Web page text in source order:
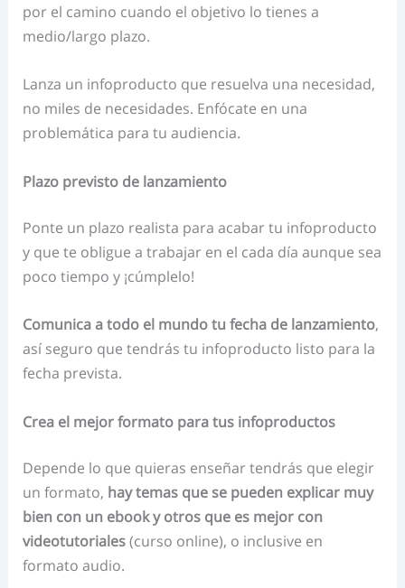
por el camino cuando el objetivo lo tienes a
medio/largo plazo.
Lanza un infoproducto que resuelva una necesidad,
no miles de necesidades. Enfócate en una
problemática para tu audiencia.
Plazo previsto de lanzamiento
Ponte un plazo realista para acabar tu infoproducto
y que te obligue a trabajar en el cada día aunque sea
poco tiempo y ¡cúmplelo!
Comunica a todo el mundo tu fecha de lanzamiento,
así seguro que tendrás tu infoproducto listo para la
fecha prevista.
Crea el mejor formato para tus infoproductos
Depende lo que quieras enseñar tendrás que elegir
un formato, hay temas que se pueden explicar muy
bien con un ebook y otros que es mejor con
videotutoriales(curso online), o inclusive en
formato audio.